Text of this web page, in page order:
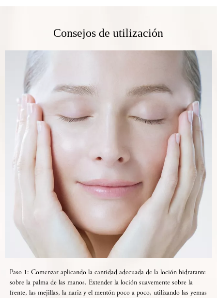
Consejos de utilización
Paso 1: Comenzar aplicando la cantidad adecuada de la loción hidratante
sobre la palma de las manos. Extender la loción suavemente sobre la
frente, las mejillas, la nariz y el mentón poco a poco, utilizando las yemas